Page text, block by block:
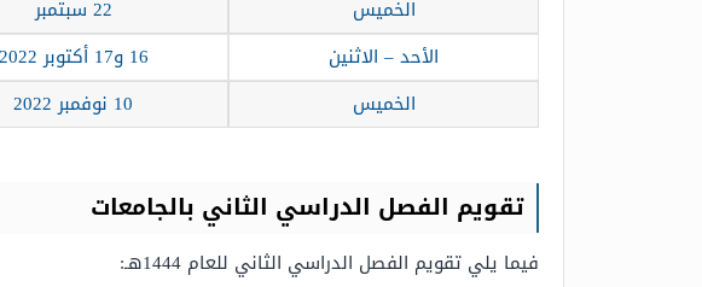
الخميس
22 سبتمبر
الأحد – الاثنين
16 و17 أكتوبر 2022
الخميس
10 نوفمبر 2022
تقويم الفصل الدراسي الثاني بالجامعات
فيما يلي تقويم الفصل الدراسي الثاني للعام 1444هـ: